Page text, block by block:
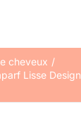
cheveux
Lisse